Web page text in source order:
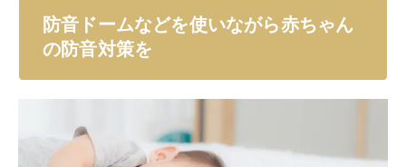
防音ドームなどを使いながら赤ちゃん
の防音対策を